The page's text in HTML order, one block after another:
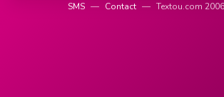
SMS — Contact — Textou.com